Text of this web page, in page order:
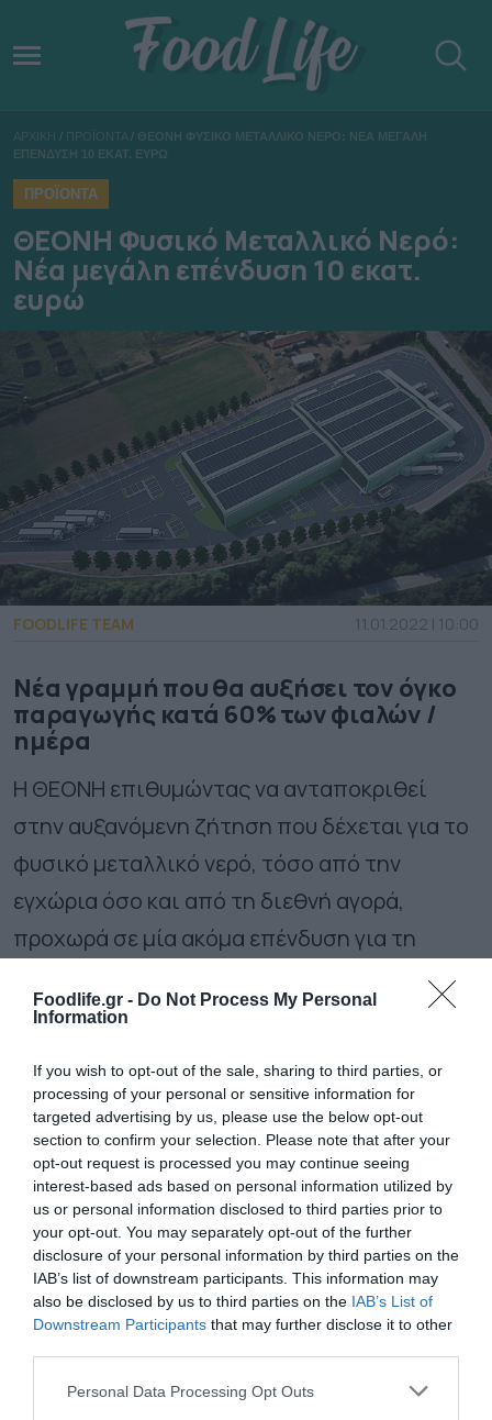
Foodlife.gr - Do Not Process My Personal
Information
If you wish to opt-out of the sale, sharing to third parties, or
processing of your personal or sensitive information for
targeted advertising by us, please use the below opt-out
section to confirm your selection. Please note that after your
opt-out request is processed you may continue seeing
interest-based ads based on personal information utilized by
us or personal information disclosed to third parties prior to
your opt-out. You may separately opt-out of the further
disclosure of your personal information by third parties on the
IAB’s list of downstream participants. This information may
also be disclosed by us to third parties on the IAB’s List of
Downstream Participants that may further disclose it to other
Please note that this website/app uses one or more Google
Personal Data Processing Opt Outs
ΑΡΧΙΚΗ / ΠΡΟΪΟΝΤΑ / ΘΕΟΝΗ ΦΥΣΙΚΟ ΜΕΤΑΛΛΙΚΟ ΝΕΡΟ: ΝΕΑ ΜΕΓΑΛΗ
ΕΠΕΝΔΥΣΗ 10 ΕΚΑΤ. ΕΥΡΩ
ΠΡΟΪΟΝΤΑ
ΘΕΟΝΗ Φυσικό Μεταλλικό Νερό:
Νέα μεγάλη επένδυση 10 εκατ.
ευρώ
FOODLIFE TEAM 11.01.2022 | 10:00
Νέα γραμμή που θα αυξήσει τον όγκο
παραγωγής κατά 60% των φιαλών /
ημέρα
Η ΘΕΟΝΗ επιθυμώντας να ανταποκριθεί
στην αυξανόμενη ζήτηση που δέχεται για το
φυσικό μεταλλικό νερό, τόσο από την
εγχώρια όσο και από τη διεθνή αγορά,
προχωρά σε μία ακόμα επένδυση για τη
δημιουργία νέας γραμμής παραγωγής και
νέου κέντρου αποθήκευσης και παροχής
εποχή για το πιο δυναμικά αναπτυσσόμενο
ελληνικό brand εμφιάλωσης νερού.
Η νέα γραμμή θα αυξήσει τον όγκο
παραγωγής κατά 60% των φιαλών / ημέρα σε
συσκευασίες των 500ml & 1500ml και
αναμένεται να έχει ολοκληρωθεί στα μέσα
του 2022, ώστε να καλύψει την τεράστια
ζήτηση του καλοκαιριού στην Ελλάδα, αλλά
και στις διεθνείς αγορές, καθώς πρόσφατα η